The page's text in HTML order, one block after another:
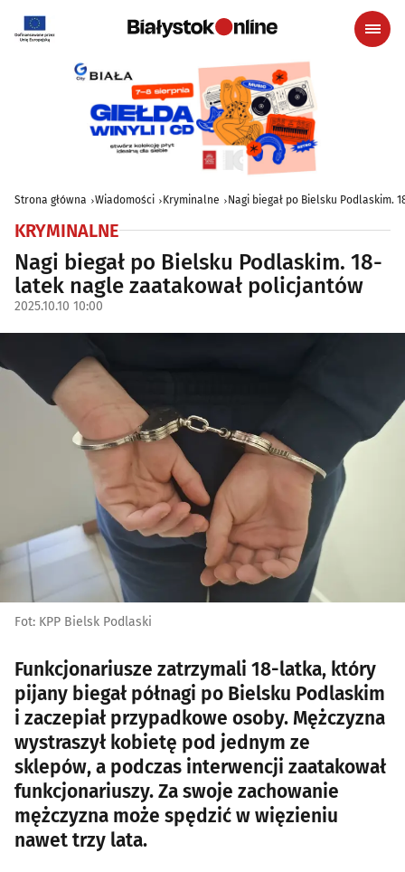
Strona główna Wiadomości Kryminalne Nagi biegał po Bielsku Podlaskim.
KRYMINALNE
Nagi biegał po Bielsku Podlaskim. 18-
latek nagle zaatakował policjantów
2025.10.10 10:00
Fot: KPP Bielsk Podlaski
Funkcjonariusze zatrzymali 18-latka, który
pijany biegał półnagi po Bielsku Podlaskim
i zaczepiał przypadkowe osoby. Mężczyzna
wystraszył kobietę pod jednym ze
sklepów, a podczas interwencji zaatakował
funkcjonariuszy. Za swoje zachowanie
mężczyzna może spędzić w więzieniu
nawet trzy lata.